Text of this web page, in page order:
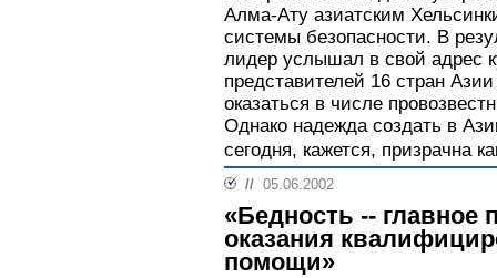
Алма-Ату азиатским
системы безопасности. В
лидер услышал в свой адрес
представителей 16 стран
оказаться в числе
Однако надежда создать в
сегодня, кажется, призрачна
// 05.06.2002
«Бедность -- главное
оказания
помощи»